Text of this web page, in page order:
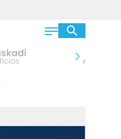
chevron_right